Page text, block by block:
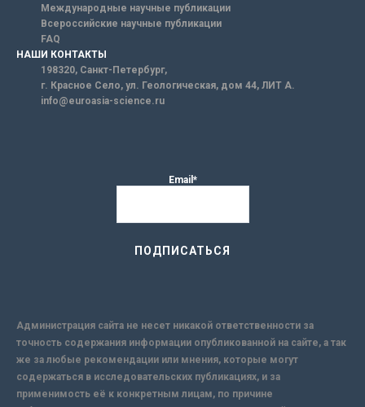
Международные научные публикации
Всероссийские научные публикации
FAQ
НАШИ КОНТАКТЫ
198320, Санкт-Петербург,
г. Красное Село, ул. Геологическая, дом 44, ЛИТ А.
info@euroasia-science.ru
Email*
Администрация сайта не несет никакой ответственности за
точность содержания информации опубликованной на сайте, а так
же за любые рекомендации или мнения, которые могут
содержаться в исследовательских публикациях, и за
применимость её к конкретным лицам, по причине